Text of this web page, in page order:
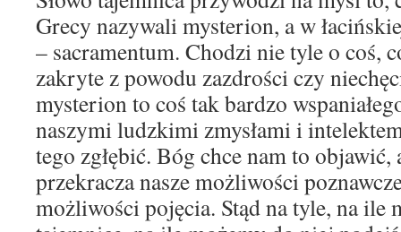
Grecy nazywali mysterion, a w
– sacramentum. Chodzi nie tyle o coś,
zakryte z powodu zazdrości czy
mysterion to coś tak bardzo
naszymi ludzkimi zmysłami i
tego zgłębić. Bóg chce nam to objawić,
przekracza nasze możliwości
możliwości pojęcia. Stąd na tyle, na ile